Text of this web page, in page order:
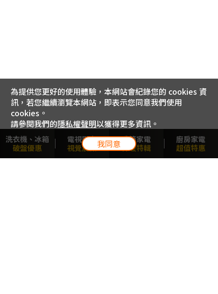
洗衣機、冰箱
破盤優惠
電視影音
視覺震撼
季節家電
保暖特輯
廚房家電
超值特惠
為提供您更好的使用體驗，本網站會紀錄您的 cookies 資
訊，若您繼續瀏覽本網站，即表示您同意我們使用
cookies。
請參閱我們的隱私權聲明以獲得更多資訊。
我同意